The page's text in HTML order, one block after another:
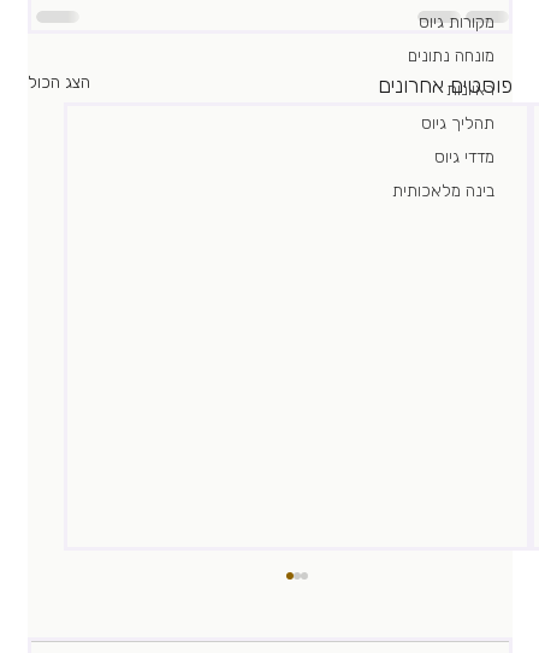
מקורות גיוס
מונחה נתונים
ראיונות
תהליך גיוס
מדדי גיוס
בינה מלאכותית
פוסטים אחרונים הצג הכול